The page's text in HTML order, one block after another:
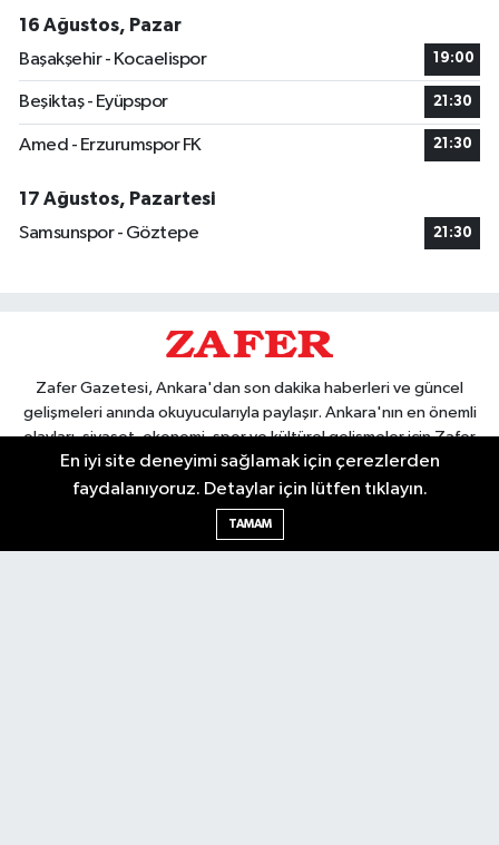
16 Ağustos, Pazar
Başakşehir - Kocaelispor
19:00
Beşiktaş - Eyüpspor 21:30
Amed - Erzurumspor FK 21:30
17 Ağustos, Pazartesi
Samsunspor - Göztepe
21:30
Zafer Gazetesi, Ankara'dan son dakika haberleri ve güncel
gelişmeleri anında okuyucularıyla paylaşır. Ankara'nın en önemli
olayları, siyaset, ekonomi, spor ve kültürel gelişmeler için Zafer
Gazetesi'ni takip edin. Başkentin güvendiği haber kaynağı.
En iyi site deneyimi sağlamak için çerezlerden
faydalanıyoruz. Detaylar için lütfen tıklayın.
TAMAM